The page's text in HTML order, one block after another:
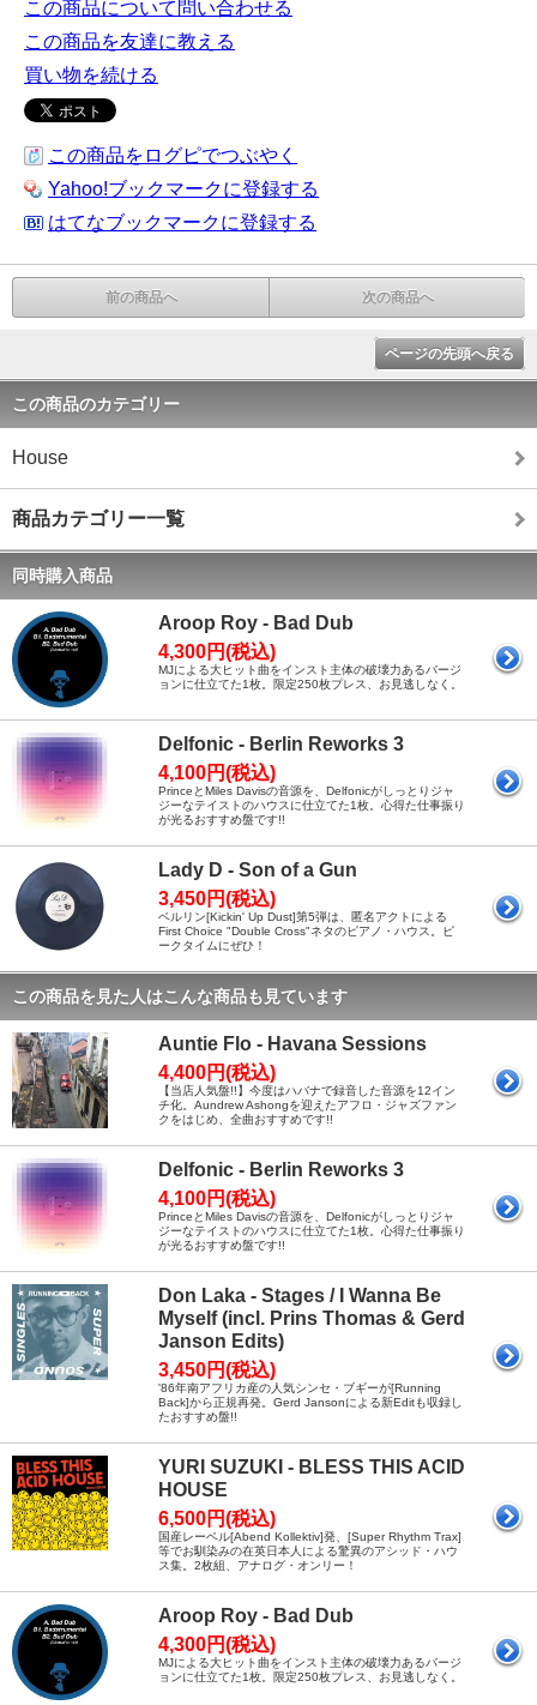
この商品について問い合わせる
この商品を友達に教える
買い物を続ける
この商品をログピでつぶやく
Yahoo!ブックマークに登録する
はてなブックマークに登録する
前の商品へ 次の商品へ
ページの先頭へ戻る
この商品のカテゴリー
House
商品カテゴリー一覧
同時購入商品
Aroop Roy - Bad Dub
4,300円(税込)
MJによる大ヒット曲をインスト主体の破壊力あるバージ
ョンに仕立てた1枚。限定250枚プレス、お見逃しなく。
Delfonic - Berlin Reworks 3
4,100円(税込)
PrinceとMiles Davisの音源を、Delfonicがしっとりジャ
ジーなテイストのハウスに仕立てた1枚。心得た仕事振り
が光るおすすめ盤です!!
Lady D - Son of a Gun
3,450円(税込)
ベルリン[Kickin' Up Dust]第5弾は、匿名アクトによる
First Choice "Double Cross"ネタのピアノ・ハウス。ピ
ークタイムにぜひ！
この商品を見た人はこんな商品も見ています
Auntie Flo - Havana Sessions
4,400円(税込)
【当店人気盤!!】今度はハバナで録音した音源を12イン
チ化。Aundrew Ashongを迎えたアフロ・ジャズファン
クをはじめ、全曲おすすめです!!
Delfonic - Berlin Reworks 3
4,100円(税込)
PrinceとMiles Davisの音源を、Delfonicがしっとりジャ
ジーなテイストのハウスに仕立てた1枚。心得た仕事振り
が光るおすすめ盤です!!
Don Laka - Stages / I Wanna Be
Myself (incl. Prins Thomas & Gerd
Janson Edits)
3,450円(税込)
'86年南アフリカ産の人気シンセ・ブギーが[Running
Back]から正規再発。Gerd Jansonによる新Editも収録し
たおすすめ盤!!
YURI SUZUKI - BLESS THIS ACID
HOUSE
6,500円(税込)
国産レーベル[Abend Kollektiv]発、[Super Rhythm Trax]
等でお馴染みの在英日本人による驚異のアシッド・ハウ
ス集。2枚組、アナログ・オンリー！
Aroop Roy - Bad Dub
4,300円(税込)
MJによる大ヒット曲をインスト主体の破壊力あるバージ
ョンに仕立てた1枚。限定250枚プレス、お見逃しなく。